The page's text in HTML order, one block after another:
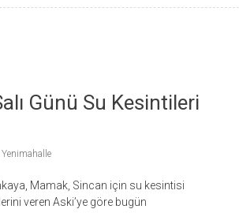
Günü Su Kesintileri
Yenimahalle
Mamak, Sincan için su kesintisi
veren Aski’ye göre bugün